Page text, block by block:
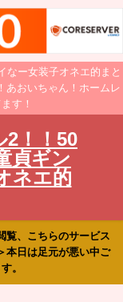
なー女装子オネエ的まと
あおいちゃん！ホームレ
す！
2！！50
貞ギン
ネエ的
覧、こちらのサービス
本日は足元が悪い中ご
。